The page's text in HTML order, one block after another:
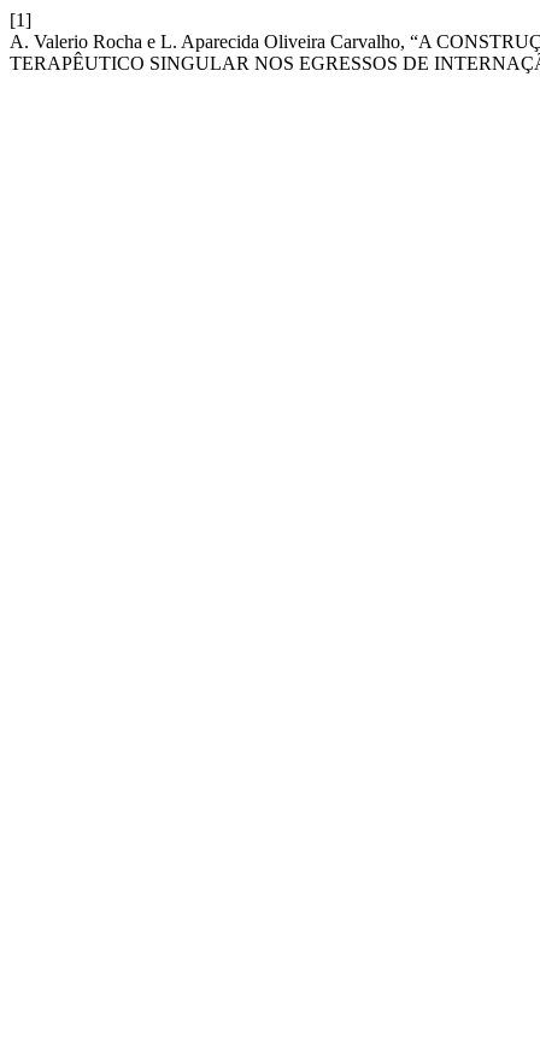
[1]
A. Valerio Rocha e L. Aparecida Oliveira Carvalho, “A
TERAPÊUTICO SINGULAR NOS EGRESSOS DE